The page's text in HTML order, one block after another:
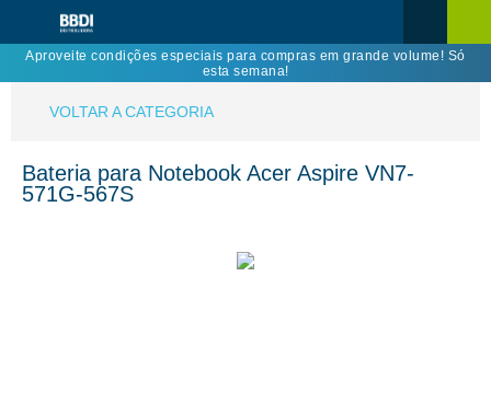
Aproveite condições especiais para compras em grande volume! Só
esta semana!
VOLTAR A CATEGORIA
Bateria para Notebook Acer Aspire VN7-
571G-567S